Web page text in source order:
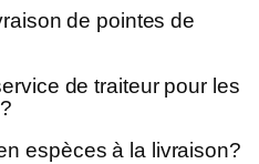
de pointes de
de traiteur pour les
espèces à la livraison?